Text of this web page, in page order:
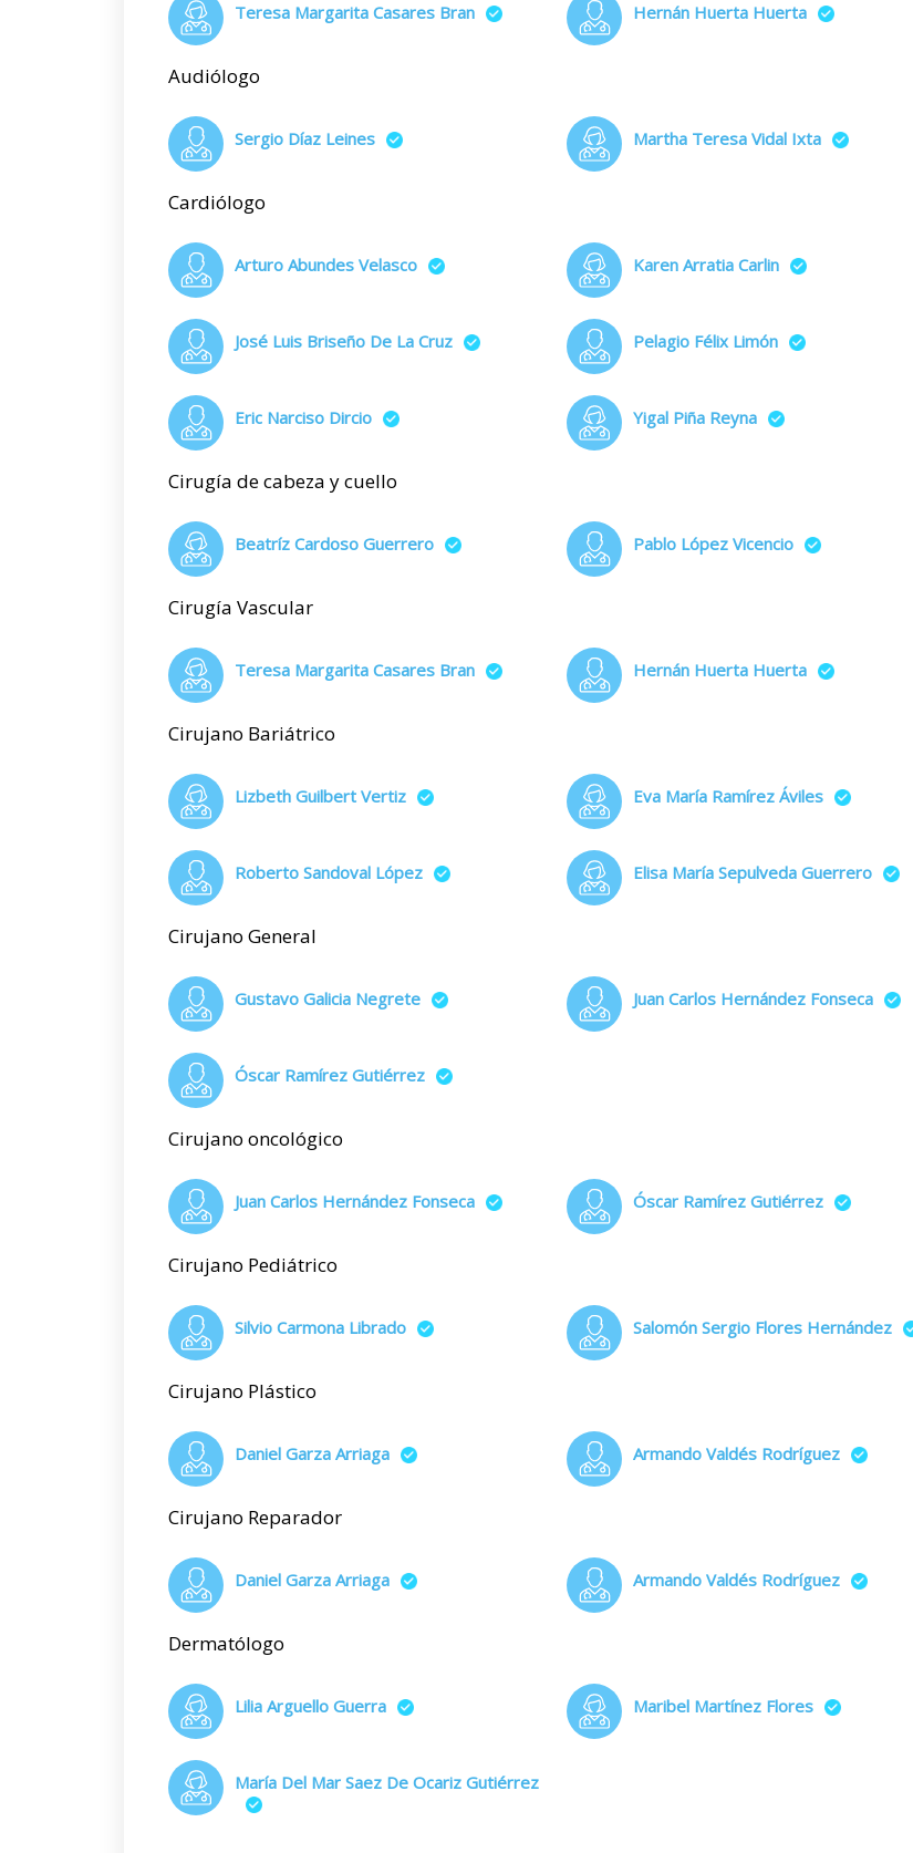
Teresa Margarita Casares Bran Hernán Huerta Huerta
Audiólogo
Sergio Díaz Leines Martha Teresa Vidal Ixta
Cardiólogo
Arturo Abundes Velasco Karen Arratia Carlin
José Luis Briseño De La Cruz Pelagio Félix Limón
Eric Narciso Dircio Yigal Piña Reyna
Cirugía de cabeza y cuello
Beatríz Cardoso Guerrero Pablo López Vicencio
Cirugía Vascular
Teresa Margarita Casares Bran Hernán Huerta Huerta
Cirujano Bariátrico
Lizbeth Guilbert Vertiz Eva María Ramírez Áviles
Roberto Sandoval López Elisa María Sepulveda Guerrero
Cirujano General
Gustavo Galicia Negrete Juan Carlos Hernández Fonseca
Óscar Ramírez Gutiérrez
Cirujano oncológico
Juan Carlos Hernández Fonseca Óscar Ramírez Gutiérrez
Cirujano Pediátrico
Silvio Carmona Librado Salomón Sergio Flores Hernández
Cirujano Plástico
Daniel Garza Arriaga Armando Valdés Rodríguez
Cirujano Reparador
Daniel Garza Arriaga Armando Valdés Rodríguez
Dermatólogo
Lilia Arguello Guerra Maribel Martínez Flores
María Del Mar Saez De Ocariz Gutiérrez